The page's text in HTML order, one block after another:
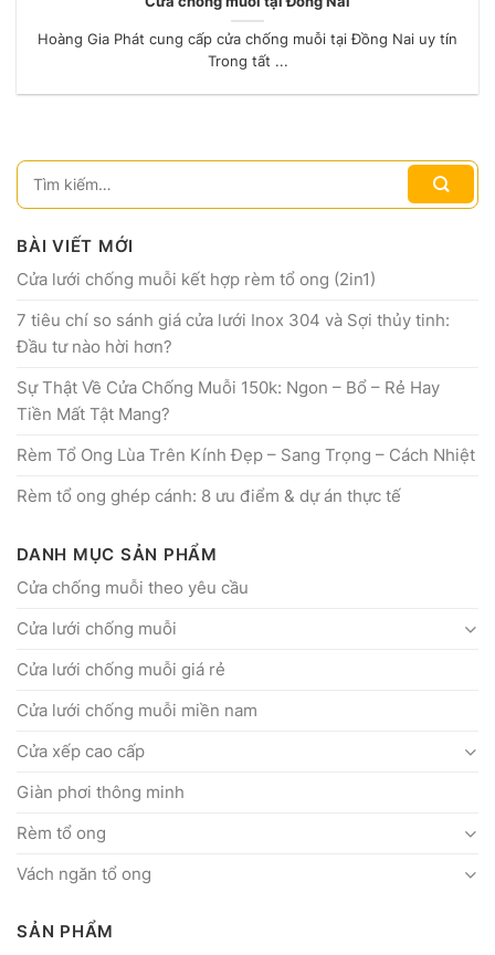
Hoàng Gia Phát cung cấp cửa chống muỗi tại Đồng Nai uy tín
Trong tất ...
BÀI VIẾT MỚI
Cửa lưới chống muỗi kết hợp rèm tổ ong (2in1)
7 tiêu chí so sánh giá cửa lưới Inox 304 và Sợi thủy tinh:
Đầu tư nào hời hơn?
Sự Thật Về Cửa Chống Muỗi 150k: Ngon – Bổ – Rẻ Hay
Tiền Mất Tật Mang?
Rèm Tổ Ong Lùa Trên Kính Đẹp – Sang Trọng – Cách Nhiệt
Rèm tổ ong ghép cánh: 8 ưu điểm & dự án thực tế
DANH MỤC SẢN PHẨM
Cửa chống muỗi theo yêu cầu
Cửa lưới chống muỗi
Cửa lưới chống muỗi giá rẻ
Cửa lưới chống muỗi miền nam
Cửa xếp cao cấp
Giàn phơi thông minh
Rèm tổ ong
Vách ngăn tổ ong
SẢN PHẨM